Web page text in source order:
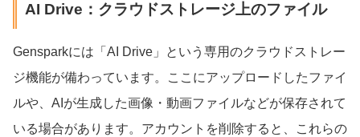
AI Drive：クラウドストレージ上のファイル
Gensparkには「AI Drive」という専用のクラウドストレー
ジ機能が備わっています。ここにアップロードしたファイ
ルや、AIが生成した画像・動画ファイルなどが保存されて
いる場合があります。アカウントを削除すると、これらの